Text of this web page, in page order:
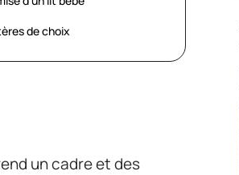
de choix
un cadre et des